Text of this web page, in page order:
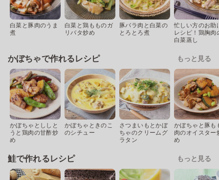
白菜と豚肉のうま
煮
白菜と鶏もものガ
リバタ炒め
豚バラ肉と白菜の
とろとろ煮
忙しい方のお助
レシピ！鶏胸肉
白菜蒸し
かぼちゃで作れるレシピ もっと見る
かぼちゃとししと
うと鶏肉の甘酢炒
め
かぼちゃときのこ
のシチュー
さつまいもとかぼ
ちゃのクリームグ
ラタン
かぼちゃと豚も
肉のオイスター
め
鮭で作れるレシピ もっと見る